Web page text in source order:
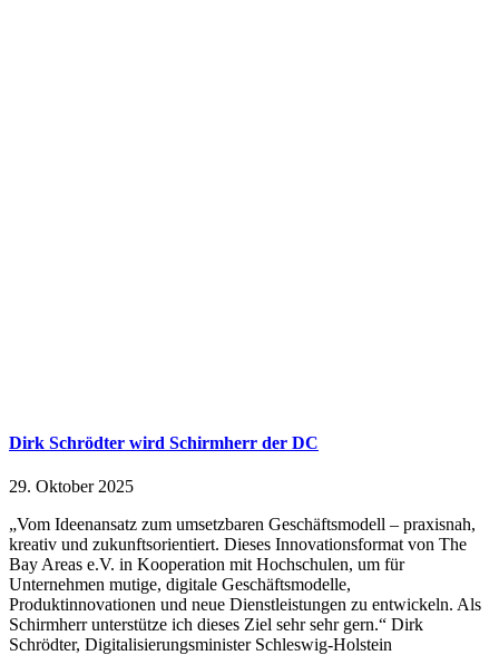
Dirk Schrödter wird Schirmherr der DC
29. Oktober 2025
„Vom Ideenansatz zum umsetzbaren Geschäftsmodell – praxisnah,
kreativ und zukunftsorientiert. Dieses Innovationsformat von The
Bay Areas e.V. in Kooperation mit Hochschulen, um für
Unternehmen mutige, digitale Geschäftsmodelle,
Produktinnovationen und neue Dienstleistungen zu entwickeln. Als
Schirmherr unterstütze ich dieses Ziel sehr sehr gern.“ Dirk
Schrödter, Digitalisierungsminister Schleswig-Holstein